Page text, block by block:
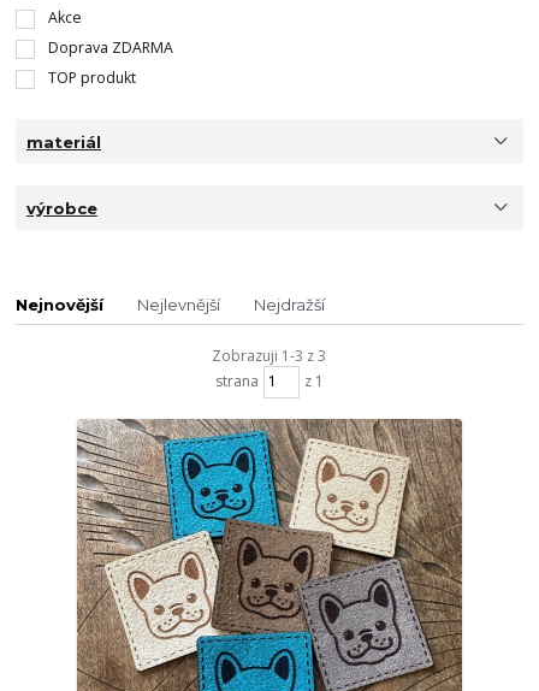
Akce
Doprava ZDARMA
TOP produkt
materiál
výrobce
Nejnovější Nejlevnější Nejdražší
Zobrazuji 1-3 z 3
strana
z 1